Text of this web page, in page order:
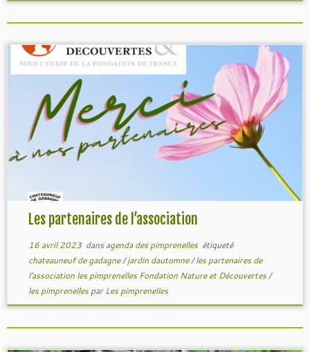
Les partenaires de l’association
16 avril 2023dans agenda des pimprenelles étiqueté
chateauneuf de gadagne/jardin dautomne/les partenaires de
l'association les pimprenelles Fondation Nature et Découvertes/
les pimprenellesparLes pimprenelles